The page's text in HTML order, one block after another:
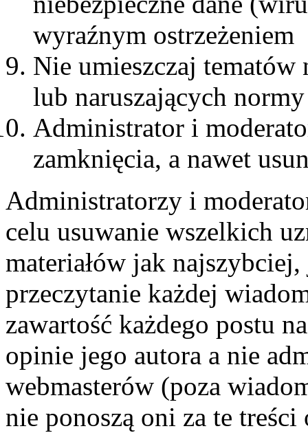
wyraźnym ostrzeżeniem
Nie umieszczaj
lub naruszających normy
Administrator i
zamknięcia, a nawet
Administratorzy i
celu usuwanie wszelkich
materiałów jak
przeczytanie każdej
zawartość każdego postu
opinie jego autora a nie
webmasterów (poza
nie ponoszą oni za te